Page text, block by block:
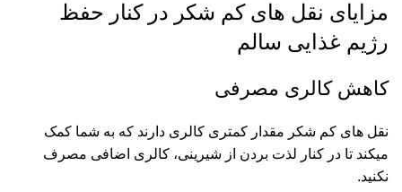
مزایای نقل های کم شکر در کنار حفظ
رژیم غذایی سالم
کاهش کالری مصرفی
نقل های کم شکر مقدار کمتری کالری دارند که به شما کمک
میکند تا در کنار لذت بردن از شیرینی، کالری اضافی مصرف
نکنید.